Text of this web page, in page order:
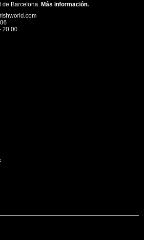
de Barcelona. Más información.
20:00